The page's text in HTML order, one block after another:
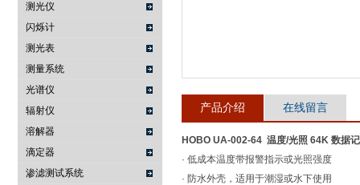
测光仪
闪烁计
测光表
测量系统
光谱仪
辐射仪
溶解器
滴定器
渗滤测试系统
产品介绍 在线留言
HOBO UA-002-64 温度/光照 64K 数据
· 低成本温度带报警指示或光照强度
· 防水外壳，适用于潮湿或水下使用